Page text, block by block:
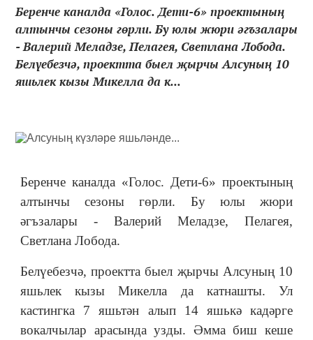
Беренче каналда «Голос. Дети-6» проектының
алтынчы сезоны гөрли. Бу юлы жюри әгъзалары
- Валерий Меладзе, Пелагея, Светлана Лобода.
Белүебезчә, проектта быел җырчы Алсуның 10
яшьлек кызы Микелла да к...
Беренче каналда «Голос. Дети-6» проектының
алтынчы сезоны гөрли. Бу юлы жюри
әгъзалары - Валерий Меладзе, Пелагея,
Светлана Лобода.
Белүебезчә, проектта быел җырчы Алсуның 10
яшьлек кызы Микелла да катнашты. Ул
кастингка 7 яшьтән алып 14 яшькә кадәрге
вокалчылар арасында узды. Әмма биш кеше